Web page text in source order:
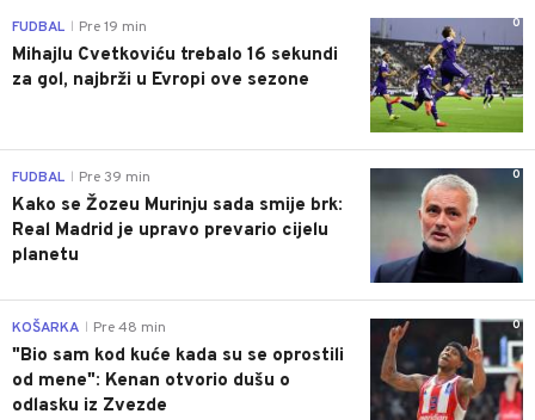
0
FUDBAL Pre 19 min
Mihajlu Cvetkoviću trebalo 16 sekundi
za gol, najbrži u Evropi ove sezone
0
FUDBAL Pre 39 min
Kako se Žozeu Murinju sada smije brk:
Real Madrid je upravo prevario cijelu
planetu
0
KOŠARKA Pre 48 min
"Bio sam kod kuće kada su se oprostili
od mene": Kenan otvorio dušu o
odlasku iz Zvezde